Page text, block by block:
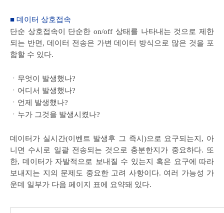
■ 데이터 상호접속
단순 상호접속이 단순한 on/off 상태를 나타내는 것으로 제한
되는 반면, 데이터 전송은 가변 데이터 방식으로 많은 것을 포
함할 수 있다.
ㆍ무엇이 발생했나?
ㆍ어디서 발생했나?
ㆍ언제 발생했나?
ㆍ누가 그것을 발생시켰나?
데이터가 실시간(이벤트 발생후 그 즉시)으로 요구되는지, 아
니면 수시로 일괄 전송되는 것으로 충분한지가 중요하다. 또
한, 데이터가 자발적으로 보내질 수 있는지 혹은 요구에 따라
보내지는 지의 문제도 중요한 고려 사항이다. 여러 가능성 가
운데 일부가 다음 페이지 표에 요약돼 있다.